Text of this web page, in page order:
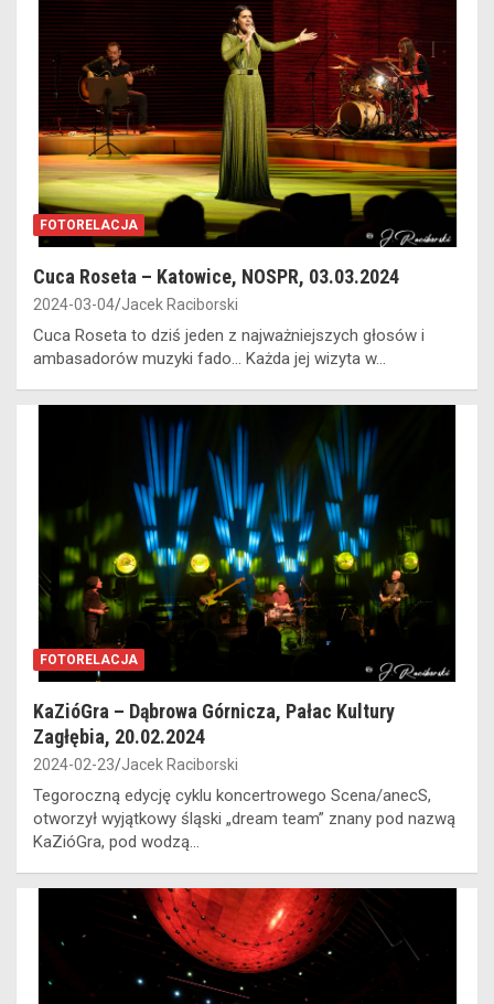
FOTORELACJA
Cuca Roseta – Katowice, NOSPR, 03.03.2024
2024-03-04 Jacek Raciborski
Cuca Roseta to dziś jeden z najważniejszych głosów i
ambasadorów muzyki fado... Każda jej wizyta w…
FOTORELACJA
KaZióGra – Dąbrowa Górnicza, Pałac Kultury
Zagłębia, 20.02.2024
2024-02-23 Jacek Raciborski
Tegoroczną edycję cyklu koncertrowego Scena/anecS,
otworzył wyjątkowy śląski „dream team” znany pod nazwą
KaZióGra, pod wodzą…